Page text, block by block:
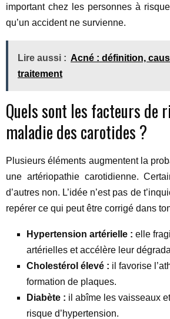
important chez les personnes à
qu’un accident ne survienne.
Lire aussi : Acné : définition,
traitement
Quels sont les facteurs de
maladie des carotides ?
Plusieurs éléments augmentent la
une artériopathie carotidienne.
d’autres non. L’idée n’est pas de
repérer ce qui peut être corrigé dans
Hypertension artérielle : elle
artérielles et accélère leur
Cholestérol élevé : il favorise
formation de plaques.
Diabète : il abîme les vaisseaux
risque d’hypertension.